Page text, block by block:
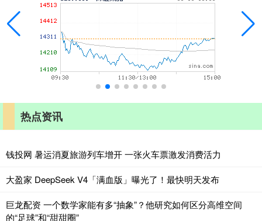
热点资讯
钱投网 暑运消夏旅游列车增开 一张火车票激发消费活力
大盈家 DeepSeek V4「满血版」曝光了！最快明天发布
巨龙配资 一个数学家能有多“抽象”？他研究如何区分高维空间
的“足球”和“甜甜圈”